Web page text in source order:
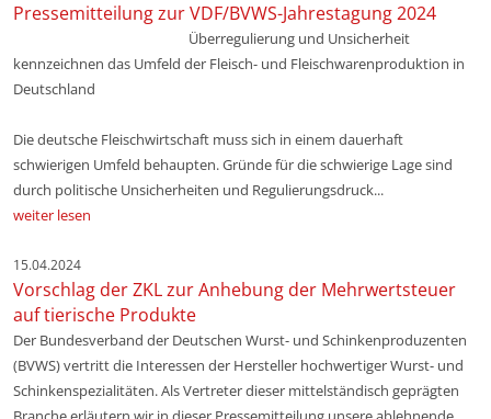
Pressemitteilung zur VDF/BVWS-Jahrestagung 2024
Überregulierung und Unsicherheit
kennzeichnen das Umfeld der Fleisch- und Fleischwarenproduktion in
Deutschland
Die deutsche Fleischwirtschaft muss sich in einem dauerhaft
schwierigen Umfeld behaupten. Gründe für die schwierige Lage sind
durch politische Unsicherheiten und Regulierungsdruck...
weiter lesen
15.04.2024
Vorschlag der ZKL zur Anhebung der Mehrwertsteuer
auf tierische Produkte
Der Bundesverband der Deutschen Wurst- und Schinkenproduzenten
(BVWS) vertritt die Interessen der Hersteller hochwertiger Wurst- und
Schinkenspezialitäten. Als Vertreter dieser mittelständisch geprägten